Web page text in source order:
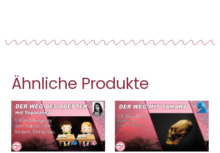
Ähnliche Produkte